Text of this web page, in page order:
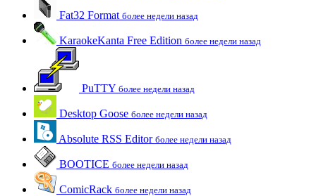
Fat32 Format более недели назад
KaraokeKanta Free Edition более недели назад
PuTTY более недели назад
Desktop Goose более недели назад
Absolute RSS Editor более недели назад
BOOTICE более недели назад
ComicRack более недели назад